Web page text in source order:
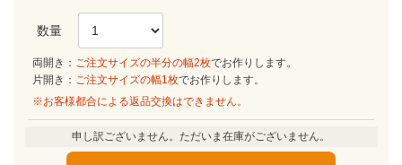
両開き： ご注文サイズの半分の幅2枚でお作りします。
片開き： ご注文サイズの幅1枚でお作りします。
※お客様都合による返品交換はできません。
申し訳ございません。ただいま在庫がございません。